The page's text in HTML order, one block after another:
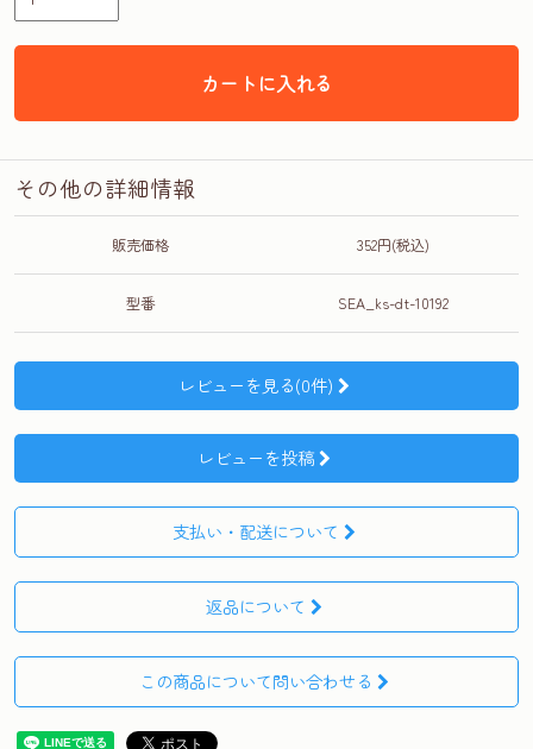
カートに入れる
その他の詳細情報
販売価格 352円(税込)
型番 SEA_ks-dt-10192
レビューを見る(0件)
レビューを投稿
支払い・配送について
返品について
この商品について問い合わせる